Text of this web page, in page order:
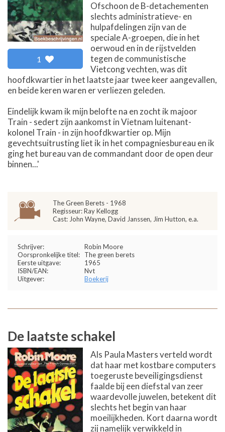
1
Ofschoon de B-detachementen
slechts administratieve- en
hulpafdelingen zijn van de
speciale A-groepen, die in het
oerwoud en in de rijstvelden
tegen de communistische
Vietcong vechten, was dit
hoofdkwartier in het laatste jaar twee keer aangevallen,
en beide keren waren er verliezen geleden.
Eindelijk kwam ik mijn belofte na en zocht ik majoor
Train - sedert zijn aankomst in Vietnam luitenant-
kolonel Train - in zijn hoofdkwartier op. Mijn
gevechtsuitrusting liet ik in het compagniesbureau en ik
ging het bureau van de commandant door de open deur
binnen...'
The Green Berets - 1968
Regisseur: Ray Kellogg
Cast: John Wayne, David Janssen, Jim Hutton, e.a.
Schrijver:
Robin Moore
Oorspronkelijke titel:
The green berets
Eerste uitgave:
1965
ISBN/EAN:
Nvt
Uitgever:
Boekerij
De laatste schakel
Als Paula Masters verteld wordt
dat haar met kostbare computers
toegeruste beveiligingsdienst
faalde bij een diefstal van zeer
waardevolle juwelen, betekent dit
slechts het begin van haar
moeilijkheden. Kort daarna wordt
zij namelijk verwikkeld in